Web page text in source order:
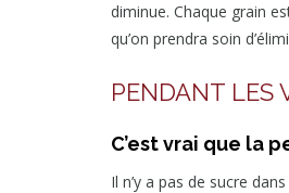
diminue. Chaque grain
qu’on prendra soin
PENDANT LES
C’est vrai que la
Il n’y a pas de sucre